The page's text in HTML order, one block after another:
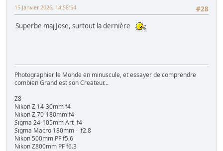
#28
15 Janvier 2026, 14:58:54
Superbe maj Jose, surtout la dernière
Photographier le Monde en minuscule, et essayer de comprendre
combien Grand est son Createur...
Z8
Nikon Z 14-30mm f4
Nikon Z 70-180mm f4
Sigma 24-105mm Art f4
Sigma Macro 180mm - f2.8
Nikon 500mm PF f5.6
Nikon Z800mm PF f6.3